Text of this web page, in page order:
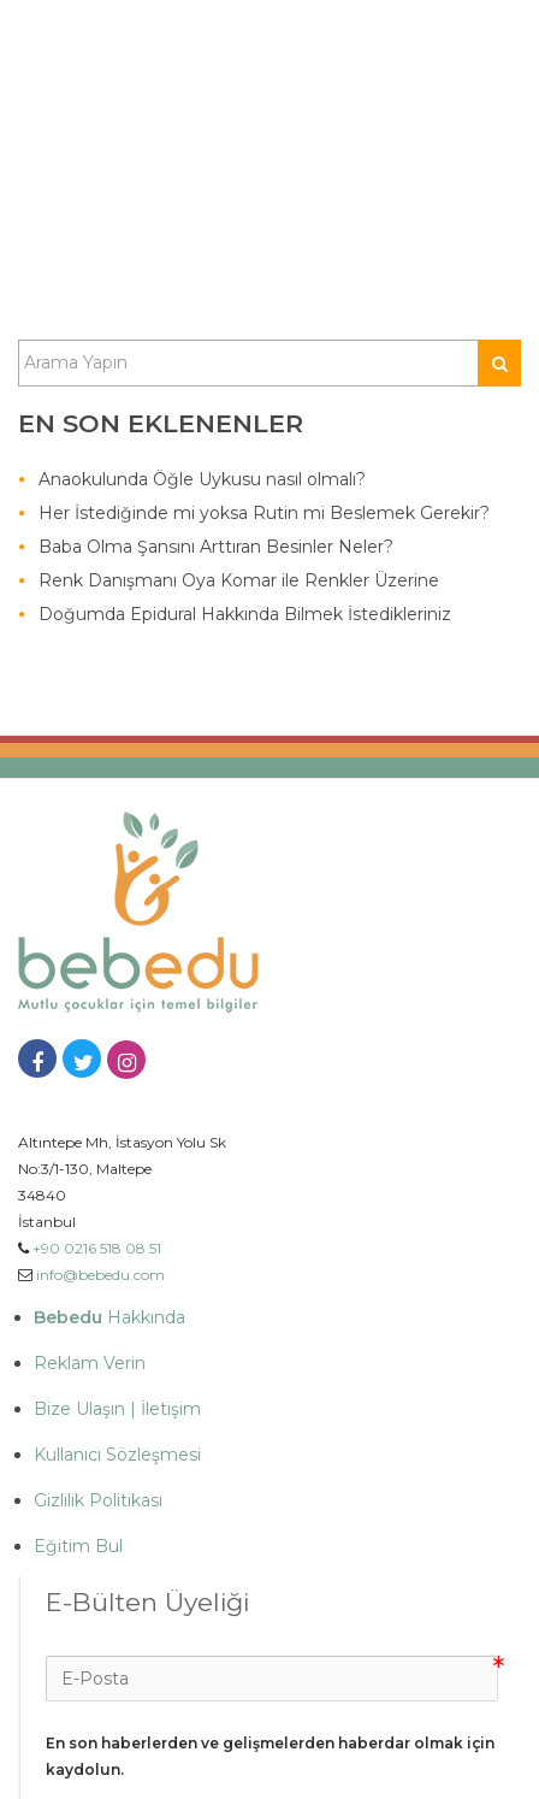
EN SON EKLENENLER
Anaokulunda Öğle Uykusu nasıl olmalı?
Her İstediğinde mi yoksa Rutin mi Beslemek Gerekir?
Baba Olma Şansını Arttıran Besinler Neler?
Renk Danışmanı Oya Komar ile Renkler Üzerine
Doğumda Epidural Hakkında Bilmek İstedikleriniz
Altıntepe Mh, İstasyon Yolu Sk
No:3/1-130, Maltepe
34840
İstanbul
+90 0216 518 08 51
info@bebedu.com
Bebedu Hakkında
Reklam Verin
Bize Ulaşın | İletişim
Kullanıcı Sözleşmesi
Gizlilik Politikası
Eğitim Bul
E-Bülten Üyeliği
En son haberlerden ve gelişmelerden haberdar olmak için
kaydolun.